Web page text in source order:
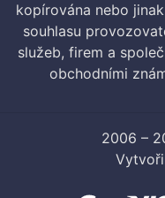
kopírována nebo
souhlasu
služeb, firem a
obchodními
2006 –